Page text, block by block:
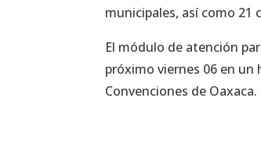
municipales, así como 21
El módulo de atención
próximo viernes 06 en un
Convenciones de Oaxaca.